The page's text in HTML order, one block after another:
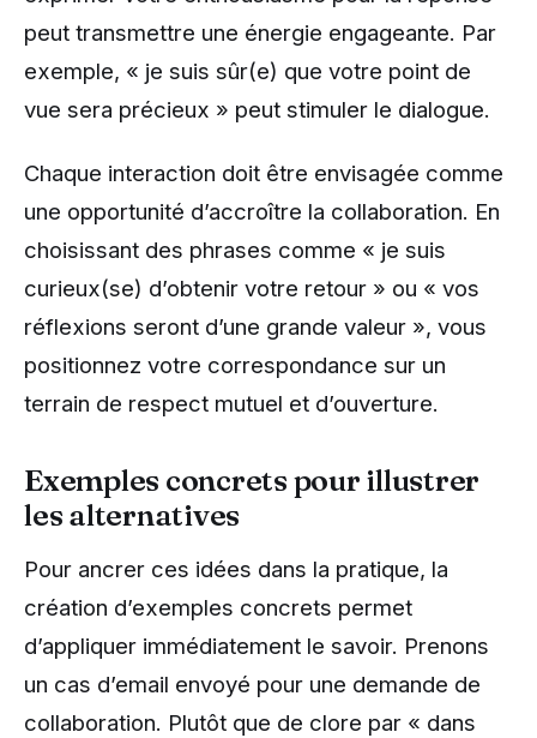
peut transmettre une énergie engageante. Par
exemple, « je suis sûr(e) que votre point de
vue sera précieux » peut stimuler le dialogue.
Chaque interaction doit être envisagée comme
une opportunité d’accroître la collaboration. En
choisissant des phrases comme « je suis
curieux(se) d’obtenir votre retour » ou « vos
réflexions seront d’une grande valeur », vous
positionnez votre correspondance sur un
terrain de respect mutuel et d’ouverture.
Exemples concrets pour illustrer
les alternatives
Pour ancrer ces idées dans la pratique, la
création d’exemples concrets permet
d’appliquer immédiatement le savoir. Prenons
un cas d’email envoyé pour une demande de
collaboration. Plutôt que de clore par « dans